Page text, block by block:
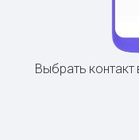
Выбрать контакт